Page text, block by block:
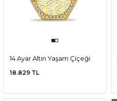
14 Ayar Altın Yaşam Çiçeği
18.829 TL